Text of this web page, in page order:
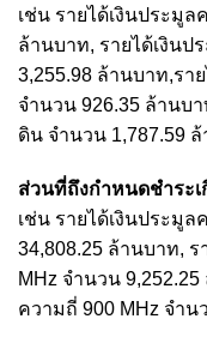
เช่น รายได้เงินประมู
ล้านบาท, รายได้เงินป
3,255.98 ล้านบาท,รา
จำนวน 926.35 ล้านบ
ดิน จำนวน 1,787.59
ส่วนที่ถึงกำหนดชำระ
เช่น รายได้เงินประมู
34,808.25 ล้านบาท,
MHz จำนวน
ความถี่ 900 MHz จำน